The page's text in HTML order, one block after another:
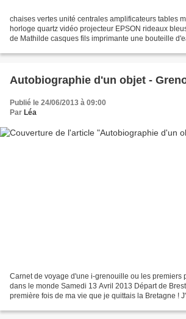
chaises vertes unité centrales amplificateurs tables
horloge quartz vidéo projecteur EPSON rideaux
de Mathilde casques fils imprimante une bouteille
Autobiographie d'un objet -
Publié le 24/06/2013 à 09:00
Par Léa
Carnet de voyage d'une i-grenouille ou les premiers
dans le monde Samedi 13 Avril 2013 Départ de
première fois de ma vie que je quittais la Bretagne !